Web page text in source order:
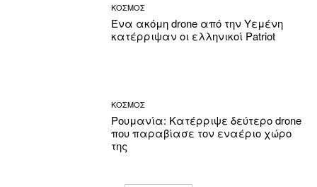
ΚΟΣΜΟΣ
Ένα ακόμη drone από την Υεμένη
κατέρριψαν οι ελληνικοί Patriot
ΚΟΣΜΟΣ
Ρουμανία: Κατέρριψε δεύτερο drone
που παραβίασε τον εναέριο χώρο
της